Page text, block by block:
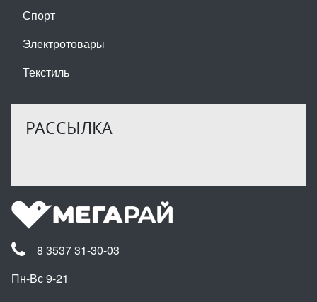
Спорт
Электротовары
Текстиль
РАССЫЛКА
8 3537 31-30-03
Пн-Вс 9-21